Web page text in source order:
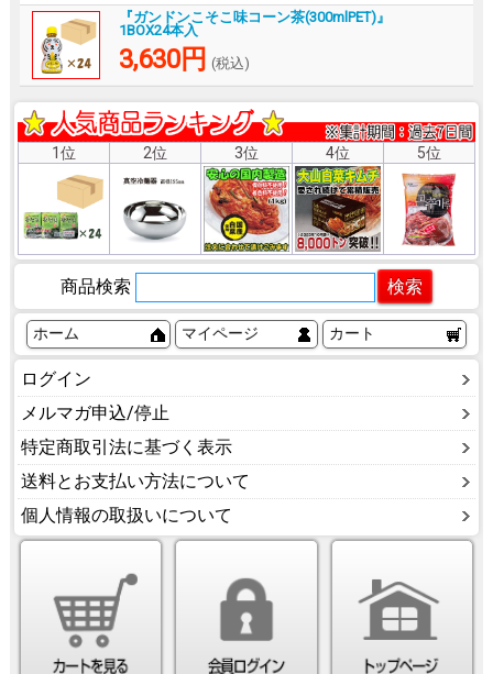
『ガンドンこそこ味コーン茶(300mlPET)』
1BOX24本入
3,630円 (税込)
1位 2位 3位 4位 5位
商品検索
ホーム マイページ カート
ログイン
メルマガ申込/停止
特定商取引法に基づく表示
送料とお支払い方法について
個人情報の取扱いについて